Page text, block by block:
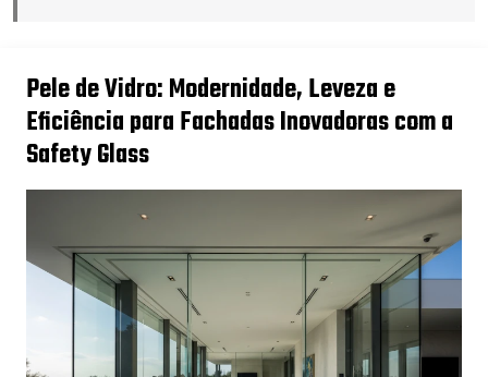
Pele de Vidro: Modernidade, Leveza e
Eficiência para Fachadas Inovadoras com a
Safety Glass